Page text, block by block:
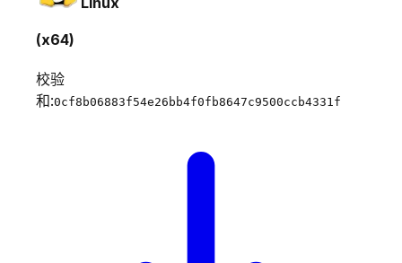
(x64)
校验
和:0cf8b06883f54e26bb4f0fb8647c9500ccb4331f